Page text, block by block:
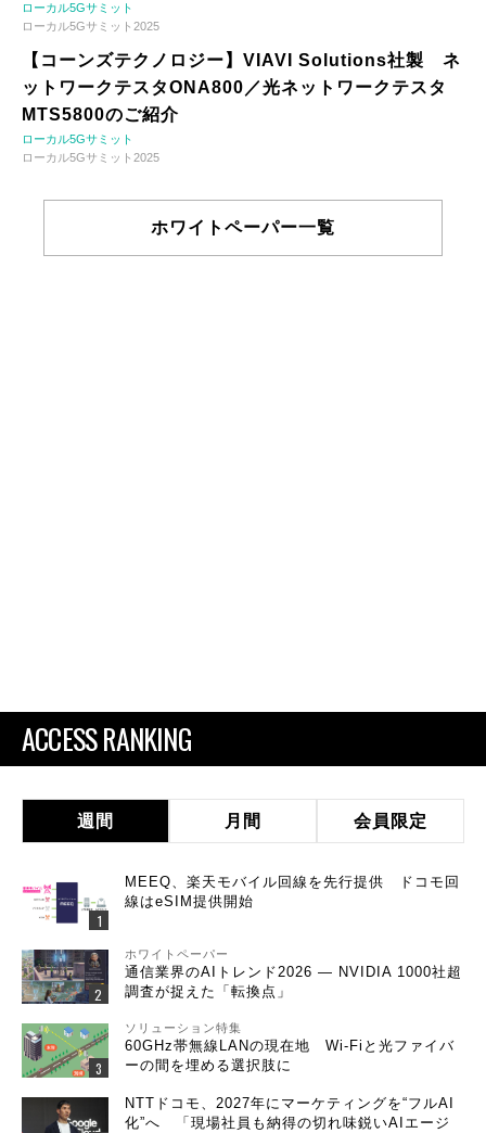
ローカル5Gサミット
ローカル5Gサミット2025
【コーンズテクノロジー】VIAVI Solutions社製 ネ
ットワークテスタONA800／光ネットワークテスタ
MTS5800のご紹介
ローカル5Gサミット
ローカル5Gサミット2025
ホワイトペーパー一覧
ACCESS RANKING
週間 月間 会員限定
MEEQ、楽天モバイル回線を先行提供 ドコモ回
線はeSIM提供開始
ホワイトペーパー
通信業界のAIトレンド2026 ― NVIDIA 1000社超
調査が捉えた「転換点」
ソリューション特集
60GHz帯無線LANの現在地 Wi-Fiと光ファイバ
ーの間を埋める選択肢に
NTTドコモ、2027年にマーケティングを“フルAI
化”へ 「現場社員も納得の切れ味鋭いAIエージ